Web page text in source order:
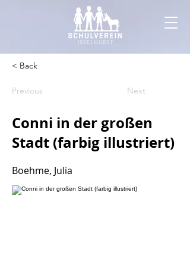
< Back
Previous Next
Conni in der großen
Stadt (farbig illustriert)
Boehme, Julia